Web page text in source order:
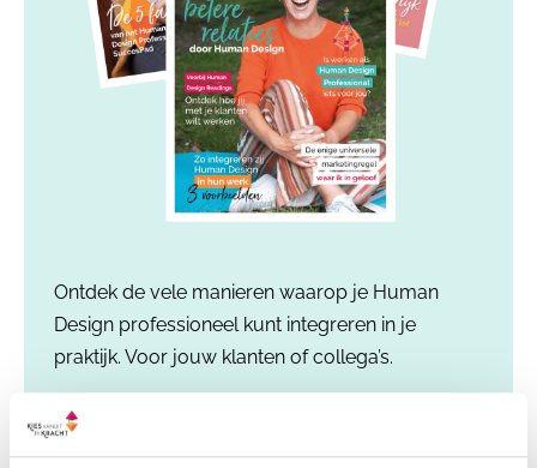
Ontdek de vele manieren waarop je Human
Design professioneel kunt integreren in je
praktijk. Voor jouw klanten of collega’s.
Voornaam